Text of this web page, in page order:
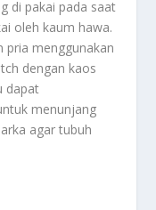
di pakai pada saat
oleh kaum hawa.
pria menggunakan
dengan kaos
dapat
menunjang
agar tubuh